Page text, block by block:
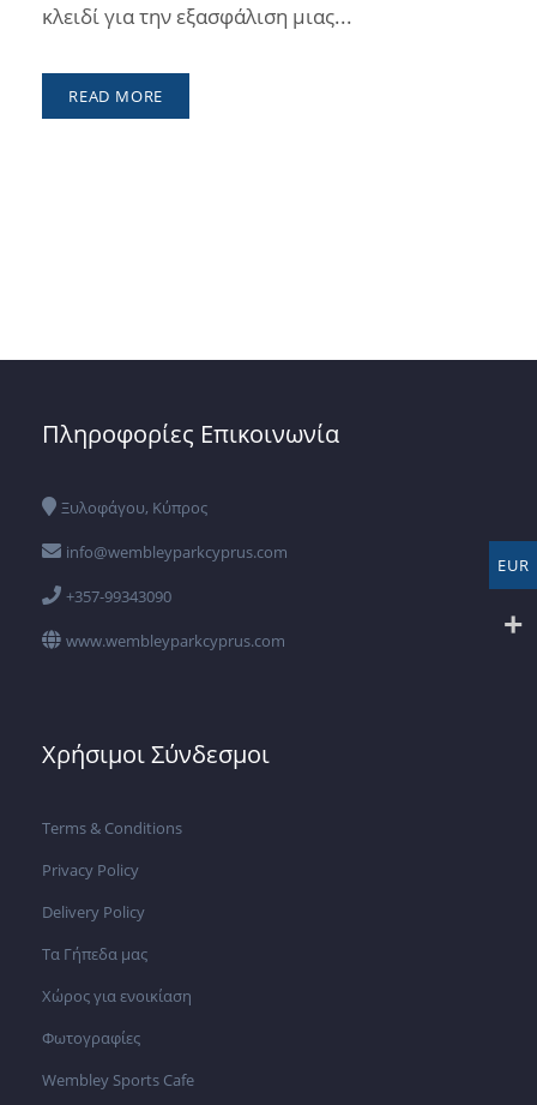
κλειδί για την εξασφάλιση μιας...
READ MORE
Πληροφορίες Επικοινωνία
Ξυλοφάγου, Κύπρος
info@wembleyparkcyprus.com
+357-99343090
www.wembleyparkcyprus.com
Χρήσιμοι Σύνδεσμοι
Terms & Conditions
Privacy Policy
Delivery Policy
Τα Γήπεδα μας
Χώρος για ενοικίαση
Φωτογραφίες
Wembley Sports Cafe
EUR